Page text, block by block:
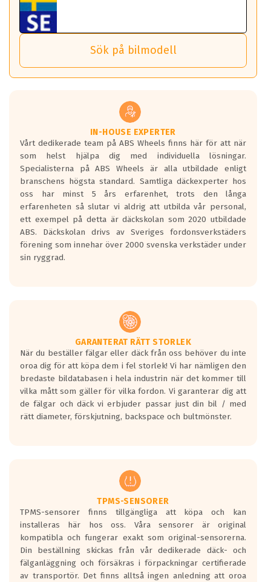
nästa bil.
Det sparar dig tid och pengar.
*PCD står för pitch circle diameter / Bultmönster.
ABS Wheels fälgar.
Viktigt att Bult respektive mutter är av storlek (17mm hylsa
Genom att du anger ditt registreringsnummer kan vi matcha
och garantera att tillbehören passar till 100%
vid åtdragning av hjulbultarna.
behöver tänka på.
Sensorn sitter inne i hjulet och skickar signaler om lufttryck
och temperatur till din instrumentpanel.
TPMS gör det enkelt att ha koll på att dina däck håller rätt
tryck. Skulle du tappa tryck i något däck varnar TPMS dig
om detta.
helt kort att du som förare alltid ska ha koll på lufttrycket i
Samtliga ABS Wheels fälgar är kompatibla med TPMS
sensorer.
Sök på bilmodell
IN-HOUSE EXPERTER
Vårt dedikerade team på ABS Wheels finns här för att när
som helst hjälpa dig med individuella lösningar.
Specialisterna på ABS Wheels är alla utbildade enligt
branschens högsta standard. Samtliga däckexperter hos
oss har minst 5 års erfarenhet, trots den långa
erfarenheten så slutar vi aldrig att utbilda vår personal,
ett exempel på detta är däckskolan som 2020 utbildade
ABS. Däckskolan drivs av Sveriges fordonsverkstäders
förening som innehar över 2000 svenska verkstäder under
sin ryggrad.
GARANTERAT RÄTT STORLEK
När du beställer fälgar eller däck från oss behöver du inte
oroa dig för att köpa dem i fel storlek! Vi har nämligen den
bredaste bildatabasen i hela industrin när det kommer till
vilka mått som gäller för vilka fordon. Vi garanterar dig att
de fälgar och däck vi erbjuder passar just din bil / med
rätt diameter, förskjutning, backspace och bultmönster.
TPMS-SENSORER
TPMS-sensorer finns tillgängliga att köpa och kan
installeras här hos oss. Våra sensorer är original
kompatibla och fungerar exakt som original-sensorerna.
Din beställning skickas från vår dedikerade däck- och
fälganläggning och försäkras i förpackningar certifierade
av transportör. Det finns alltså ingen anledning att oroa